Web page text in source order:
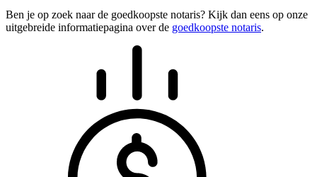
Ben je op zoek naar de goedkoopste notaris? Kijk dan eens op onze
uitgebreide informatiepagina over de goedkoopste notaris.